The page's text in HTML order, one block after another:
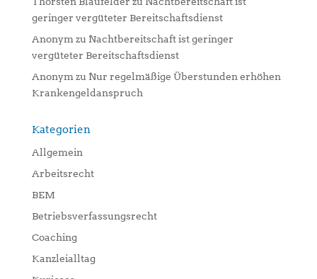
geringer vergüteter Bereitschaftsdienst
Anonym zu Nachtbereitschaft ist geringer
vergüteter Bereitschaftsdienst
Anonym zu Nur regelmäßige Überstunden erhöhen
Krankengeldanspruch
Kategorien
Allgemein
Arbeitsrecht
BEM
Betriebsverfassungsrecht
Coaching
Kanzleialltag